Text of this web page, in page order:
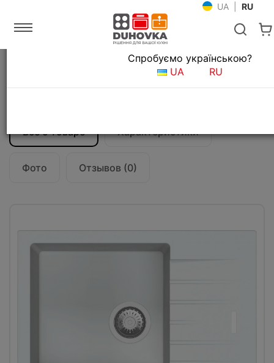
UA RU
Мойки и смесители Кухонные мойки
Кухонная мойка Fabiano Classic 65x50
Все о товаре Характеристики
Фото Отзывов (0)
Язык магазина
Спробуємо українською?
UA
RU